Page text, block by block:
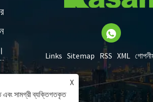
Links Sitemap RSS XML
X
এবং সামগ্রী ব্যক্তিগতকৃত